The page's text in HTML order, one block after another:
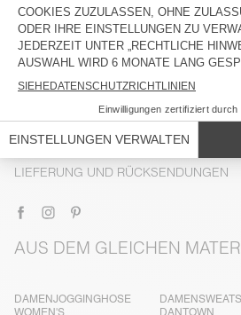
BESCHREIBUNG
GRÖSSE UND PASSFORM
MATERIAL
PFLEGE
RÜCKVERFOLGBARKEIT
LIEFERUNG UND RÜCKSENDUNGEN
AUS DEM GLEICHEN
DAMENJOGGINGHOSE
WOMEN'S
DANTOWN